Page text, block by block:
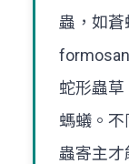
蟲，如蒼
蛇形蟲
螞蟻。不
蟲寄主